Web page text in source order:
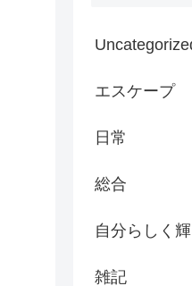
エスケープ
日常
総合
自分らしく
雑記